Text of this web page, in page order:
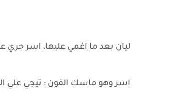
ليان بعد ما اغمي عليها، اسر جري
اسر وهو ماسك الفون : تيجي علي